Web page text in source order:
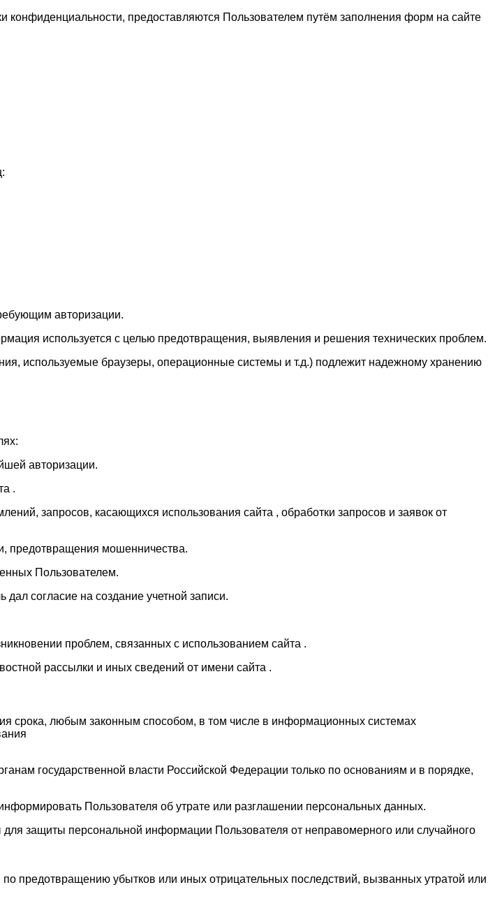
предоставляются Пользователем путём заполнения форм на сайте
авторизации.
используется с целью предотвращения, выявления и решения технических проблем.
используемые браузеры, операционные системы и т.д.) подлежит надежному хранению
авторизации.
.
запросов, касающихся использования сайта , обработки запросов и заявок от
предотвращения мошенничества.
Пользователем.
согласие на создание учетной записи.
проблем, связанных с использованием сайта .
рассылки и иных сведений от имени сайта .
срока, любым законным способом, в том числе в информационных системах
государственной власти Российской Федерации только по основаниям и в порядке,
Пользователя об утрате или разглашении персональных данных.
защиты персональной информации Пользователя от неправомерного или случайного
предотвращению убытков или иных отрицательных последствий, вызванных утратой или